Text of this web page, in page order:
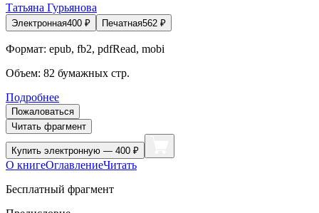
Татьяна Гурьянова
Электронная400 ₽ Печатная562 ₽
Формат: epub, fb2, pdfRead, mobi
Объем: 82 бумажных стр.
Подробнее
Пожаловаться
Читать фрагмент
Купить электронную — 400 ₽
О книгеОглавлениеЧитать
Бесплатный фрагмент